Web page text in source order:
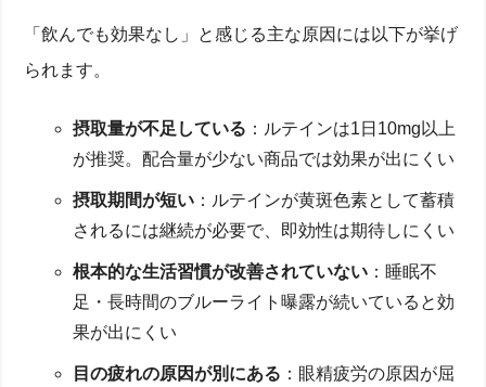
「飲んでも効果なし」と感じる主な原因には以下が挙げ
られます。
摂取量が不足している ：ルテインは1日10mg以上
が推奨。配合量が少ない商品では効果が出にくい
摂取期間が短い ：ルテインが黄斑色素として蓄積
されるには継続が必要で、即効性は期待しにくい
根本的な生活習慣が改善されていない ：睡眠不
足・長時間のブルーライト曝露が続いていると効
果が出にくい
目の疲れの原因が別にある ：眼精疲労の原因が屈
価＞
サプリランキングの選定基準と評価方法
ランキングの見方：効果・価格・形状を一目でチェ
本当に効く？目のサプリ効果あるのか徹底検証
視力回復・眼精疲労へ作用するメカニズムを解説
効果なしと感じる原因と予防・改善のポイント
眼科でも注目されるサプリメントはコレ！市販＆ドラ
機能性表示食品と健康食品の違い
ドラッグストアで買えるおすすめ市販ブランド比較
眼科で使用される漢方薬・処方サプリとの違い
タミンE/C・亜鉛ほか